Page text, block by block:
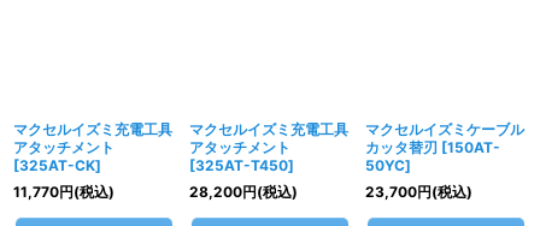
マクセルイズミ充電工具
アタッチメント
[325AT-CK]
11,770円(税込)
マクセルイズミ充電工具
アタッチメント
[325AT-T450]
28,200円(税込)
マクセルイズミケーブル
カッタ替刃 [150AT-
50YC]
23,700円(税込)